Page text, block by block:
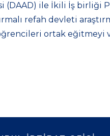
(DAAD) ile İkili İş birliği
refah devleti
ortak eğitmeyi